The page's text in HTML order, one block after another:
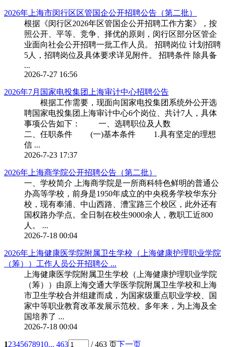
2026年上海市闵行区区管国企公开招聘公告（第二批）
根据《闵行区2026年区管国企公开招聘工作方案》，按
照公开、平等、竞争、择优的原则，闵行区部分区管企
业面向社会公开招聘一批工作人员。 招聘岗位 计划招聘
5人，招聘岗位及具体要求详见附件。 招聘条件 除具备
...
2026-7-27 16:56
2026年7月国家电投集团上海审计中心招聘公告
根据工作需要，现面向国家电投集团系统外公开选
聘国家电投集团上海审计中心6个岗位、共计7人，具体
事项公告如下： 一、选聘职位及人数
二、任职条件 (一)基本条件 1.具有坚定的理想
信 ...
2026-7-23 17:37
2026年上海商学院公开招聘公告（第二批）
一、学校简介 上海商学院是一所商科特色鲜明的普通公
办高等学校，前身是1950年成立的中央税务学校华东分
校，现有奉浦、中山西路、漕宝路三个校区，此外还有
国权路办学点。全日制在校生9000余人，教职工近800
人。 ...
2026-7-18 00:04
2026年上海健康医学院附属卫生学校（上海健康护理职业学院
（筹））工作人员公开招聘公 ...
上海健康医学院附属卫生学校（上海健康护理职业学院
（筹））由原上海交通大学医学院附属卫生学校和上海
市卫生学校合并组建而成，为国家级重点职业学校、国
家中等职业教育改革发展示范校。多年来，为上海及全
国培养了 ...
2026-7-18 00:04
12345678910... 463 / 463 页下一页